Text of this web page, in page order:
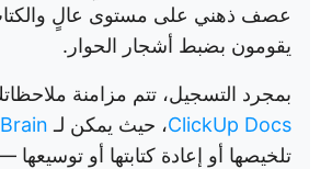
عصف ذهني على مستوى عالٍ
يقومون بضبط أشجار الحوار.
بمجرد التسجيل، تتم مزامنة
ClickUp Docs، حيث يمكن لـ
تلخيصها أو إعادة كتابتها أو